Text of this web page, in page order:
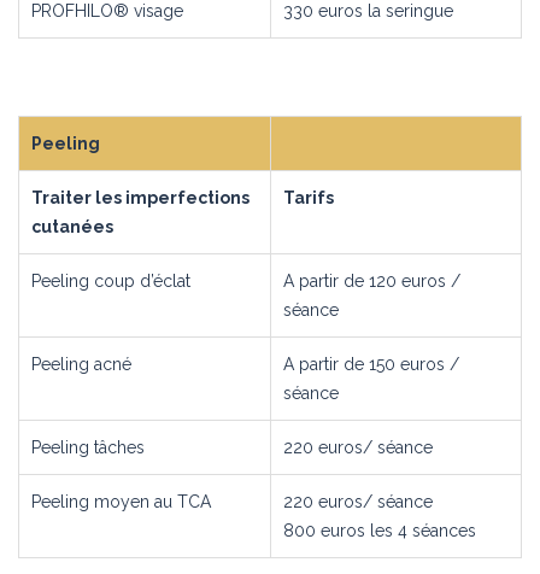
PROFHILO® visage 330 euros la seringue
Peeling
Traiter les imperfections
cutanées
Tarifs
Peeling coup d’éclat
A partir de 120 euros /
séance
Peeling acné
A partir de 150 euros /
séance
Peeling tâches 220 euros/ séance
Peeling moyen au TCA
220 euros/ séance
800 euros les 4 séances